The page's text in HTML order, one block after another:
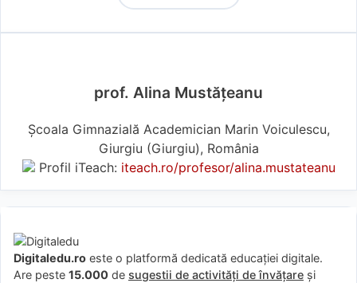
prof. Alina Mustățeanu
Școala Gimnazială Academician Marin Voiculescu,
Giurgiu (Giurgiu), România
Profil iTeach: iteach.ro/profesor/alina.mustateanu
Digitaledu.ro este o platformă dedicată educației digitale.
Are peste 15.000 de sugestii de activități de învățare și